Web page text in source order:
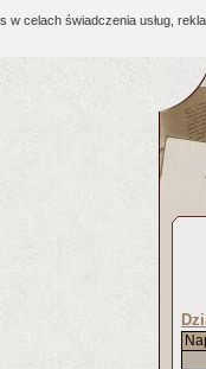
w celach świadczenia usług,